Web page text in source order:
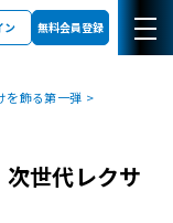
ン 無料会員登録
を飾る第一弾
次世代レクサ